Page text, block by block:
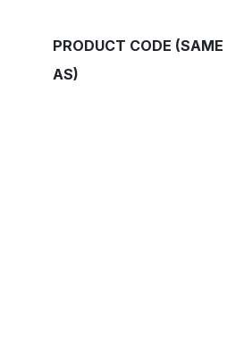
PRODUCT CODE (SAME
AS)